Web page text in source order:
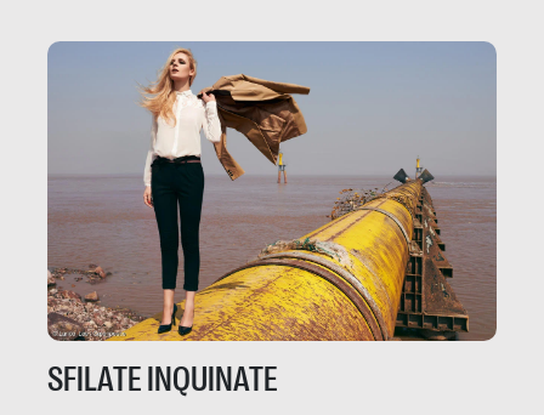
trae un guadagno. In questo reportage vediamo
quale e come.
SFILATE INQUINATE